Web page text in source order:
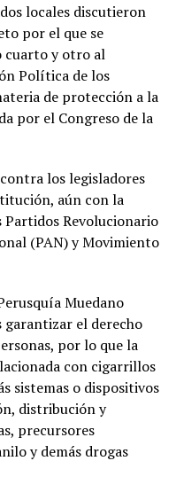
locales discutieron
por el que se
cuarto y otro al
Política de los
de protección a la
por el Congreso de la
los legisladores
aún con la
Partidos Revolucionario
(PAN) y Movimiento
Muedano
el derecho
por lo que la
con cigarrillos
sistemas o dispositivos
distribución y
precursores
y demás drogas